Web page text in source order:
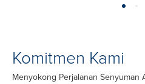
Komitmen Kami
Menyokong Perjalanan Senyuman